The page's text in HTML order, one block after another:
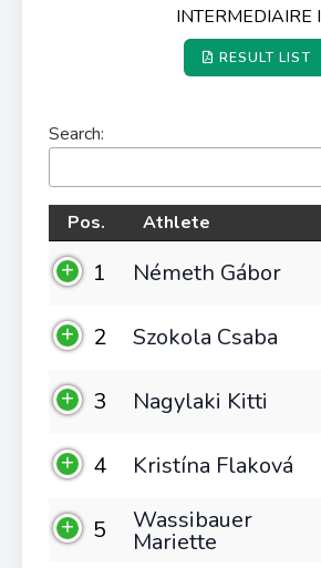
INTERMEDIAIRE I
RESULT LIST
Search:
Pos. Athlete
1 Németh Gábor
2 Szokola Csaba
3 Nagylaki Kitti
4 Kristína Flaková
5 Wassibauer
Mariette